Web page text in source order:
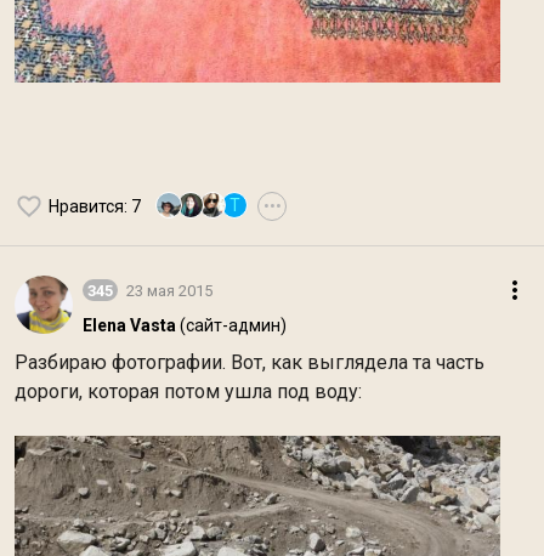
Нравится: 7 T •••
345 23 мая 2015
Elena Vasta (сайт-админ)
Разбираю фотографии. Вот, как выглядела та часть
дороги, которая потом ушла под воду: